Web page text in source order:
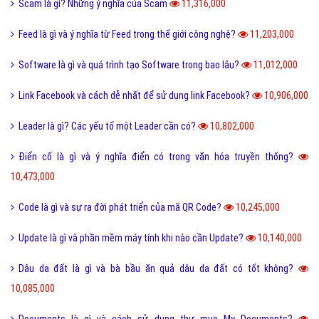
Scam là gì? Những ý nghĩa của Scam 11,316,000
Feed là gì và ý nghĩa từ Feed trong thế giới công nghệ? 11,203,000
Software là gì và quá trình tạo Software trong bao lâu? 11,012,000
Link Facebook và cách dễ nhất để sử dụng link Facebook? 10,906,000
Leader là gì? Các yếu tố một Leader cần có? 10,802,000
Điển cố là gì và ý nghĩa điển có trong văn hóa truyền thống?
10,473,000
Code là gì và sự ra đời phát triển của mã QR Code? 10,245,000
Update là gì và phần mềm máy tính khi nào cần Update? 10,140,000
Dâu da đất là gì và bà bầu ăn quả dâu da đất có tốt không?
10,085,000